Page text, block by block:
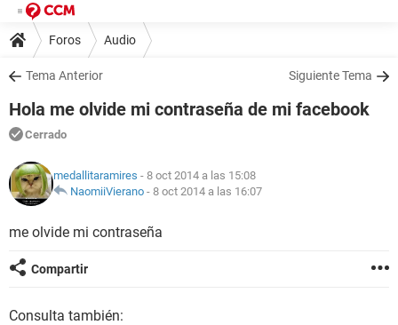
Foros Audio
Tema Anterior Siguiente Tema
Hola me olvide mi contraseña de mi facebook
Cerrado
medallitaramires - 8 oct 2014 a las 15:08
NaomiiVierano - 8 oct 2014 a las 16:07
me olvide mi contraseña
Compartir
Consulta también: